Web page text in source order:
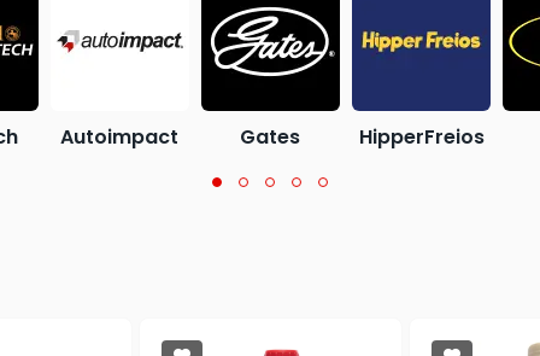
Autoimpact Gates HipperFreios